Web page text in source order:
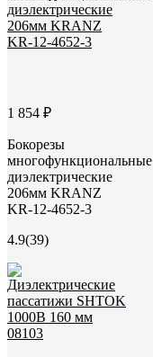
1 854 ₽
Бокорезы
многофункциональные
диэлектрические
206мм KRANZ
KR-12-4652-3
4.9(39)